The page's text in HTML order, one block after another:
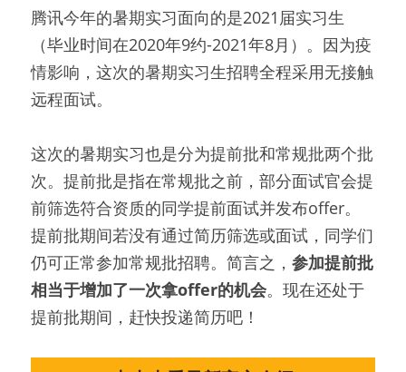
腾讯今年的暑期实习面向的是2021届实习生
（毕业时间在2020年9约-2021年8月）。因为疫
情影响，这次的暑期实习生招聘全程采用无接触
远程面试。
这次的暑期实习也是分为提前批和常规批两个批
次。提前批是指在常规批之前，部分面试官会提
前筛选符合资质的同学提前面试并发布offer。
提前批期间若没有通过简历筛选或面试，同学们
仍可正常参加常规批招聘。简言之， 参加提前批
相当于增加了一次拿offer的机会。现在还处于
提前批期间，赶快投递简历吧！